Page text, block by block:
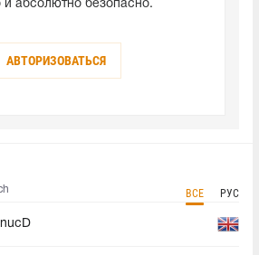
и абсолютно безопасно.
АВТОРИЗОВАТЬСЯ
ВСЕ РУС